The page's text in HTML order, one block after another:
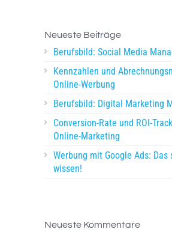
Neueste Beiträge
Berufsbild: Social Media
Kennzahlen und
Online-Werbung
Berufsbild: Digital Marketing
Conversion-Rate und ROI-
Online-Marketing
Werbung mit Google Ads: Das
wissen!
Neueste Kommentare